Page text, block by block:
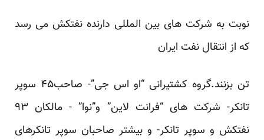
نوبت به شرکت های بین المللی دارنده نفتکش می رسد
که از انتقال نفت ایران
تن بزنند.گروه کشتیرانی “او اس جی”- صاحب۴۵ سوپر
تانکر- شرکت های “فرانت لاین” و”نوا” - مالکان ۹۳
نفتکش و سوپر تانکر- و بیشتر صاحبان سوپر تانکرهای